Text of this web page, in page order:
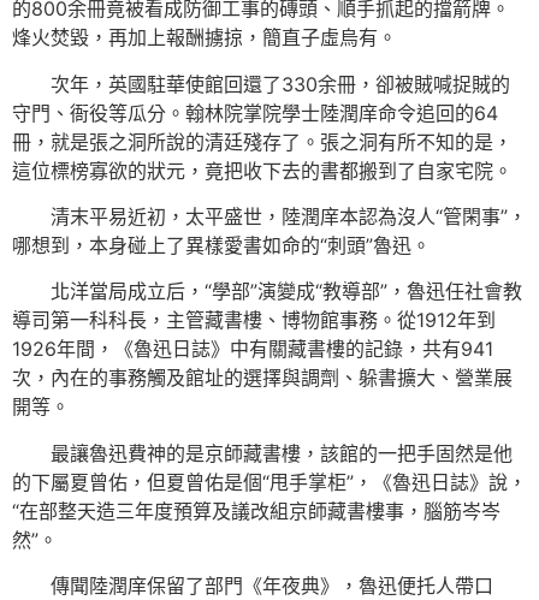
的800余冊竟被看成防御工事的磚頭、順手抓起的擋箭牌。
烽火焚毀，再加上報酬擄掠，簡直子虛烏有。
次年，英國駐華使館回還了330余冊，卻被賊喊捉賊的
守門、衙役等瓜分。翰林院掌院學士陸潤庠命令追回的64
冊，就是張之洞所說的清廷殘存了。張之洞有所不知的是，
這位標榜寡欲的狀元，竟把收下去的書都搬到了自家宅院。
清末平易近初，太平盛世，陸潤庠本認為沒人“管閑事”，
哪想到，本身碰上了異樣愛書如命的“刺頭”魯迅。
北洋當局成立后，“學部”演變成“教導部”，魯迅任社會教
導司第一科科長，主管藏書樓、博物館事務。從1912年到
1926年間，《魯迅日誌》中有關藏書樓的記錄，共有941
次，內在的事務觸及館址的選擇與調劑、躲書擴大、營業展
開等。
最讓魯迅費神的是京師藏書樓，該館的一把手固然是他
的下屬夏曾佑，但夏曾佑是個“甩手掌柜”，《魯迅日誌》說，
“在部整天造三年度預算及議改組京師藏書樓事，腦筋岑岑
然”。
傳聞陸潤庠保留了部門《年夜典》，魯迅便托人帶口